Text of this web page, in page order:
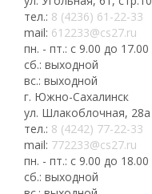
тел.: 8 (4236) 61-22-33
mail: 612233@cs27.ru
пн. - пт.: с 9.00 до 17.00
сб.: выходной
вс.: выходной
г. Южно-Сахалинск
ул. Шлакоблочная, 28а
тел.: 8 (4242) 77-22-33
mail: 772233@cs27.ru
пн. - пт.: с 9.00 до 18.00
сб.: выходной